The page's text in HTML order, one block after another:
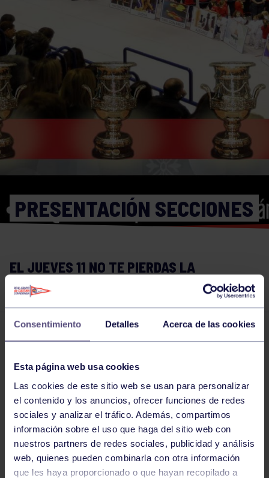
Consentimiento Detalles Acerca de las cookies
Esta página web usa cookies
Las cookies de este sitio web se usan para personalizar
el contenido y los anuncios, ofrecer funciones de redes
sociales y analizar el tráfico. Además, compartimos
información sobre el uso que haga del sitio web con
nuestros partners de redes sociales, publicidad y análisis
web, quienes pueden combinarla con otra información
que les haya proporcionado o que hayan recopilado a
PRESENTACIÓN SECCIONES
EL JUEVES 11 NO TE PIERDAS LA
PRESENTACIÓN DE SECCIONES DEL RGCC
Noticias deportivas